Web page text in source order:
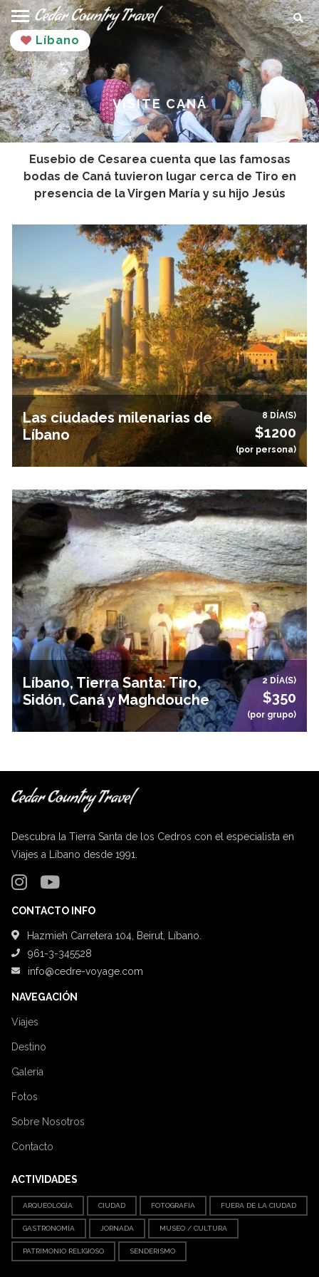
salta
al
contenidoLíbano
VISITE CANÁ
Eusebio de Cesarea cuenta que las famosas
bodas de Caná tuvieron lugar cerca de Tiro en
presencia de la Virgen María y su hijo Jesús
Las ciudades milenarias de
Líbano
8 DÍA(S)
$1200
(por persona)
Líbano, Tierra Santa: Tiro,
Sidón, Caná y Maghdouche
2 DÍA(S)
$350
(por grupo)
Descubra la Tierra Santa de los Cedros con el especialista en
Viajes a Líbano desde 1991.
CONTACTO INFO
Hazmieh Carretera 104, Beirut, Líbano.
961-3-345528
info@cedre-voyage.com
NAVEGACIÓN
Viajes
Destino
Galería
Fotos
Sobre Nosotros
Contacto
ACTIVIDADES
ARQUEOLOGÍA CIUDAD FOTOGRAFÍA FUERA DE LA CIUDAD
GASTRONOMÍA JORNADA MUSEO / CULTURA
PATRIMONIO RELIGIOSO SENDERISMO